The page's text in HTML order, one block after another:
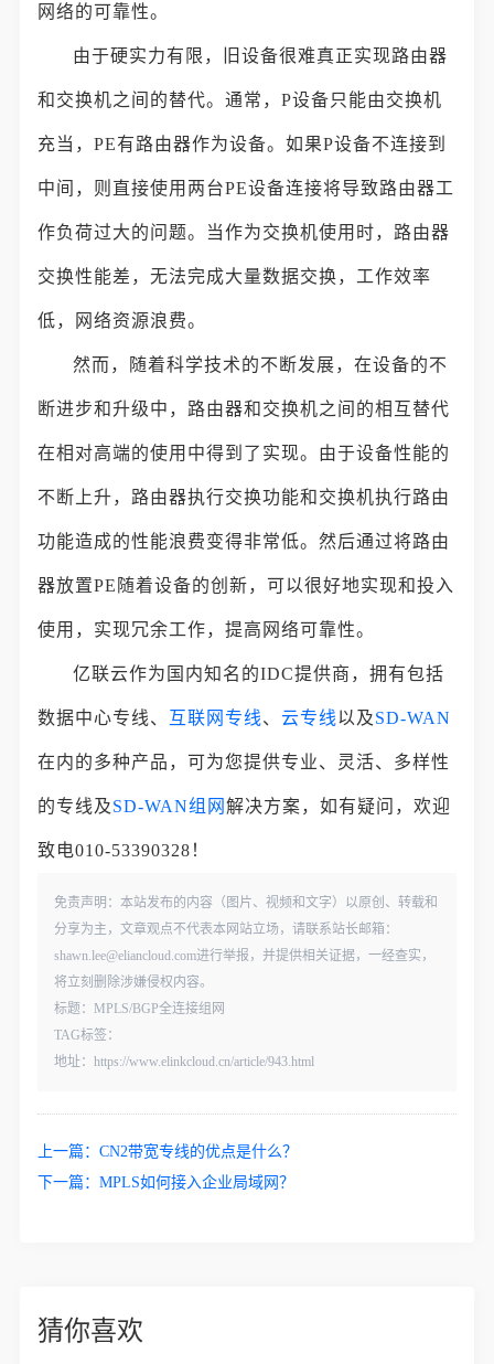
网络的可靠性。
由于硬实力有限，旧设备很难真正实现路由器
和交换机之间的替代。通常，P设备只能由交换机
充当，PE有路由器作为设备。如果P设备不连接到
中间，则直接使用两台PE设备连接将导致路由器工
作负荷过大的问题。当作为交换机使用时，路由器
交换性能差，无法完成大量数据交换，工作效率
低，网络资源浪费。
然而，随着科学技术的不断发展，在设备的不
断进步和升级中，路由器和交换机之间的相互替代
在相对高端的使用中得到了实现。由于设备性能的
不断上升，路由器执行交换功能和交换机执行路由
功能造成的性能浪费变得非常低。然后通过将路由
器放置PE随着设备的创新，可以很好地实现和投入
使用，实现冗余工作，提高网络可靠性。
亿联云作为国内知名的IDC提供商，拥有包括
数据中心专线、 互联网专线、云专线以及SD-WAN
在内的多种产品，可为您提供专业、灵活、多样性
的专线及SD-WAN组网解决方案，如有疑问，欢迎
致电010-53390328！
免责声明：本站发布的内容（图片、视频和文字）以原创、转载和
分享为主，文章观点不代表本网站立场，请联系站长邮箱：
shawn.lee@eliancloud.com进行举报，并提供相关证据，一经查实，
将立刻删除涉嫌侵权内容。
标题：MPLS/BGP全连接组网
TAG标签：
地址：https://www.elinkcloud.cn/article/943.html
上一篇：CN2带宽专线的优点是什么？
下一篇：MPLS如何接入企业局域网？
猜你喜欢